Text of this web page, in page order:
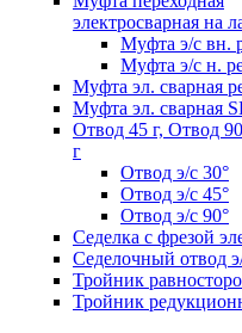
электросварная на
Муфта э/с вн.
Муфта э/с н.
Муфта эл. cварная
Муфта эл. сварная
Отвод 45 г, Отвод
г
Отвод э/с 30°
Отвод э/с 45°
Отвод э/с 90°
Седелка с фрезой
Седелочный отвод
Тройник
Тройник